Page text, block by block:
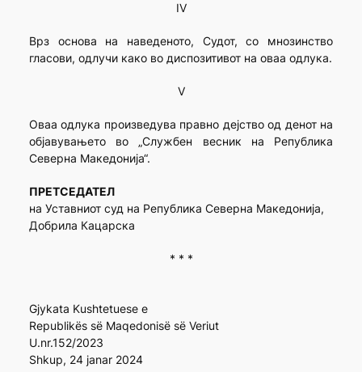
IV
Врз основа на наведеното, Судот, со мнозинство
гласови, одлучи како во диспозитивот на оваа одлука.
V
Оваа одлука произведува правно дејство од денот на
објавувањето во „Службен весник на Република
Северна Македонија“.
ПРЕТСЕДАТЕЛ
на Уставниот суд на Република Северна Македонија,
Добрила Кацарска
* * *
Gjykata Kushtetuese e
Republikës së Maqedonisë së Veriut
U.nr.152/2023
Shkup, 24 janar 2024